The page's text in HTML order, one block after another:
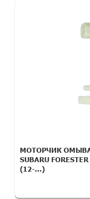
МОТОРЧИК
SUBARU
(12-…)